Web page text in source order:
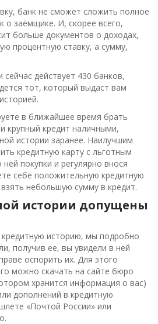
банк не сможет сложить полное
о заёмщике. И, скорее всего,
больше документов о доходах,
процентную ставку, а сумму,
действует 430 банков,
тот, который выдаст вам
в ближайшее время брать
крупный кредит наличными,
истории заранее. Наилучшим
кредитную карту с льготным
покупки и регулярно внося
себе положительную кредитную
небольшую сумму в кредит.
истории допущены
историю, мы подробно
получив ее, вы увидели в ней
оспорить их. Для этого
можно скачать на сайте бюро
хранится информация о вас)
дополнений в кредитную
«Почтой России» или